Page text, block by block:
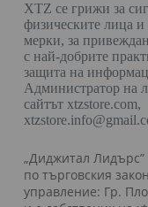
XTZ се грижи за
физическите лица
мерки, за
с най-добрите
защита на
Администратор на
сайтът xtzstore.com,
„Диджитал
по търговския
управление: Гр.